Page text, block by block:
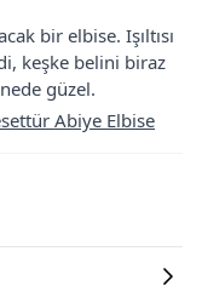
bir elbise. Işıltısı
keşke belini biraz
güzel.
Abiye Elbise